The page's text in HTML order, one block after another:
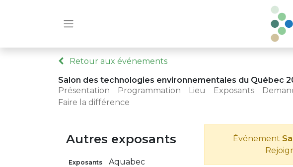
Retour aux événements
Salon des technologies environnementales du Québec
Présentation
Programmation Lieu Exposants
Faire la différence
Autres exposants
Exposants Aquabec
Événement